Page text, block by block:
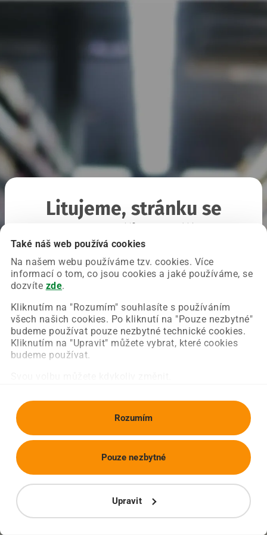
Také náš web používá cookies
Na našem webu používáme tzv. cookies. Více
informací o tom, co jsou cookies a jaké používáme, se
dozvíte zde.
Kliknutím na "Rozumím" souhlasíte s používáním
všech našich cookies. Po kliknutí na "Pouze nezbytné"
budeme používat pouze nezbytné technické cookies.
Kliknutím na "Upravit" můžete vybrat, které cookies
budeme používat.
Rozumím
Upravit
Pouze nezbytné
Litujeme, stránku se
Chyba nastala na naší straně a už ji opravujeme.
Zkuste prosím znovu načíst požadovanou stránku.
Obnovit stránku Úvodní strana